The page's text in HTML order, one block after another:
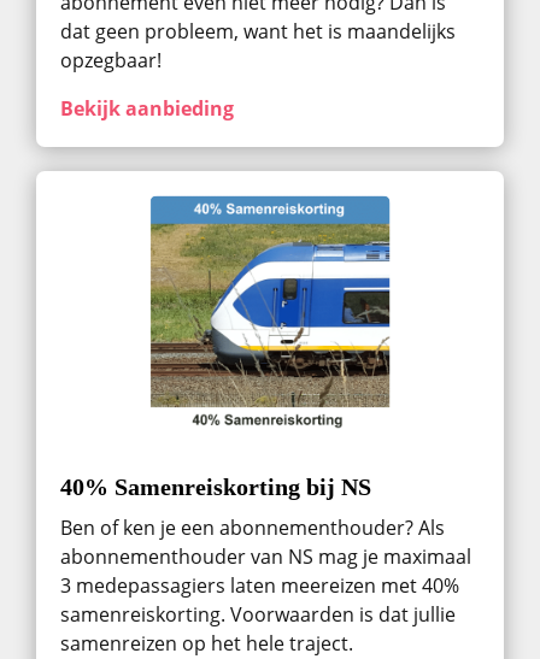
dat geen probleem, want het is maandelijks
opzegbaar!
Bekijk aanbieding
40% Samenreiskorting bij NS
Ben of ken je een abonnementhouder? Als
abonnementhouder van NS mag je maximaal
3 medepassagiers laten meereizen met 40%
samenreiskorting. Voorwaarden is dat jullie
samenreizen op het hele traject.